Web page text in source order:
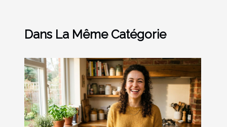
Dans La Même Catégorie